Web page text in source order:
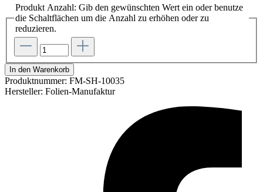
Produkt Anzahl: Gib den gewünschten Wert ein oder benutze
die Schaltflächen um die Anzahl zu erhöhen oder zu
reduzieren.
In den Warenkorb
Produktnummer: FM-SH-10035
Hersteller: Folien-Manufaktur